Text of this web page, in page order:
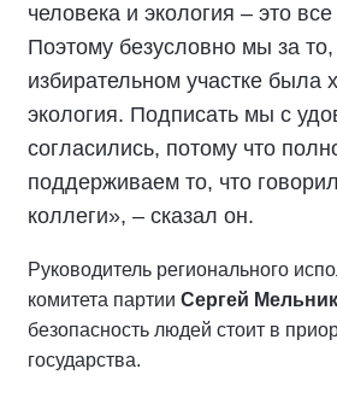
человека и экология – это
Поэтому безусловно мы за
избирательном участке была
экология. Подписать мы с
согласились, потому что
поддерживаем то, что
коллеги», – сказал он.
Руководитель регионального
комитета партии Сергей
безопасность людей стоит в
государства.